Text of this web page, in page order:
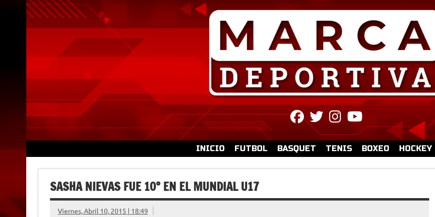
fab
fa-
facebook
fab
fa-
twitter
fab
fa-
instagram
fa-
youtube
INICIO FUTBOL BASQUET TENIS BOXEO HOCKEY
SASHA NIEVAS FUE 10° EN EL MUNDIAL U17
Viernes, Abril 10, 2015 | 18:49